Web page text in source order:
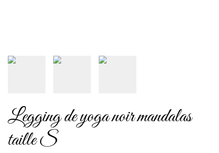
Legging de yoga noir mandalas
taille S